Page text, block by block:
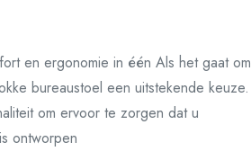
en ergonomie in één Als het gaat om
bureaustoel een uitstekende keuze.
om ervoor te zorgen dat u
ontworpen